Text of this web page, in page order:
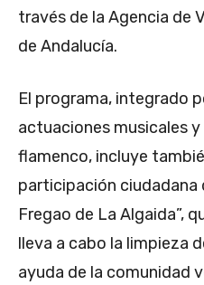
través de la Agencia de
de Andalucía.
El programa, integrado
actuaciones musicales
flamenco, incluye
participación ciudadana
Fregao de La Algaida”,
lleva a cabo la limpieza
ayuda de la comunidad